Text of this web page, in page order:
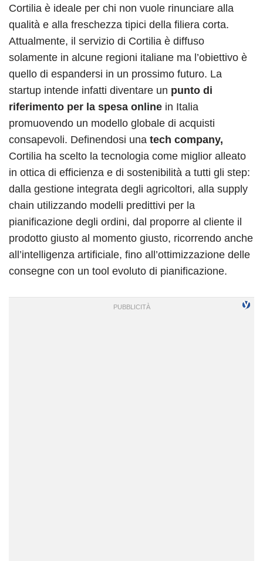
Cortilia è ideale per chi non vuole rinunciare alla
qualità e alla freschezza tipici della filiera corta.
Attualmente, il servizio di Cortilia è diffuso
solamente in alcune regioni italiane ma l’obiettivo è
quello di espandersi in un prossimo futuro. La
startup intende infatti diventare un punto di
riferimento per la spesa online in Italia
promuovendo un modello globale di acquisti
consapevoli. Definendosi una tech company,
Cortilia ha scelto la tecnologia come miglior alleato
in ottica di efficienza e di sostenibilità a tutti gli step:
dalla gestione integrata degli agricoltori, alla supply
chain utilizzando modelli predittivi per la
pianificazione degli ordini, dal proporre al cliente il
prodotto giusto al momento giusto, ricorrendo anche
all’intelligenza artificiale, fino all’ottimizzazione delle
consegne con un tool evoluto di pianificazione.